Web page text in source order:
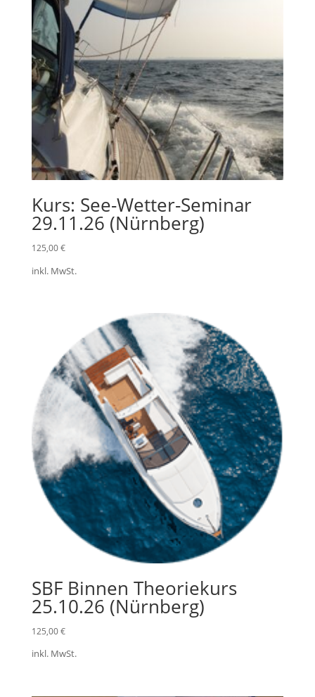
Kurs: See-Wetter-Seminar
29.11.26 (Nürnberg)
125,00€
inkl. MwSt.
SBF Binnen Theoriekurs
25.10.26 (Nürnberg)
125,00€
inkl. MwSt.